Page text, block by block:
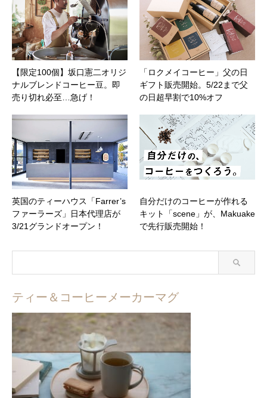
【限定100個】坂口憲二オリジ
ナルブレンドコーヒー豆。即
売り切れ必至…急げ！
「ロクメイコーヒー」父の日
ギフト販売開始。5/22まで父
の日超早割で10%オフ
英国のティーハウス「Farrer’s
ファーラーズ」日本代理店が
3/21グランドオープン！
自分だけのコーヒーが作れる
キット「scene」が、Makuake
で先行販売開始！
ティー＆コーヒーメーカーマグ